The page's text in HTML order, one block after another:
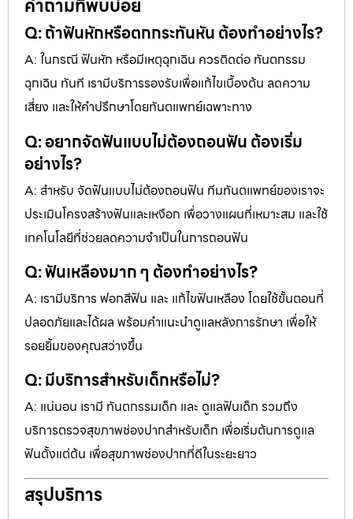
คำถามที่พบบ่อย
Q: ถ้าฟันหักหรือตกกระทันหัน ต้องทำอย่างไร?
A: ในกรณี ฟันหัก หรือมีเหตุฉุกเฉิน ควรติดต่อ ทันตกรรม
ฉุกเฉิน ทันที เรามีบริการรองรับเพื่อแก้ไขเบื้องต้น ลดความ
เสี่ยง และให้คำปรึกษาโดยทันตแพทย์เฉพาะทาง
Q: อยากจัดฟันแบบไม่ต้องถอนฟัน ต้องเริ่ม
อย่างไร?
A: สำหรับ จัดฟันแบบไม่ต้องถอนฟัน ทีมทันตแพทย์ของเราจะ
ประเมินโครงสร้างฟันและเหงือก เพื่อวางแผนที่เหมาะสม และใช้
เทคโนโลยีที่ช่วยลดความจำเป็นในการถอนฟัน
Q: ฟันเหลืองมาก ๆ ต้องทำอย่างไร?
A: เรามีบริการ ฟอกสีฟัน และ แก้ไขฟันเหลือง โดยใช้ขั้นตอนที่
ปลอดภัยและได้ผล พร้อมคำแนะนำดูแลหลังการรักษา เพื่อให้
รอยยิ้มของคุณสว่างขึ้น
Q: มีบริการสำหรับเด็กหรือไม่?
A: แน่นอน เรามี ทันตกรรมเด็ก และ ดูแลฟันเด็ก รวมถึง
บริการตรวจสุขภาพช่องปากสำหรับเด็ก เพื่อเริ่มต้นการดูแล
ฟันตั้งแต่ต้น เพื่อสุขภาพช่องปากที่ดีในระยะยาว
สรุปบริการ